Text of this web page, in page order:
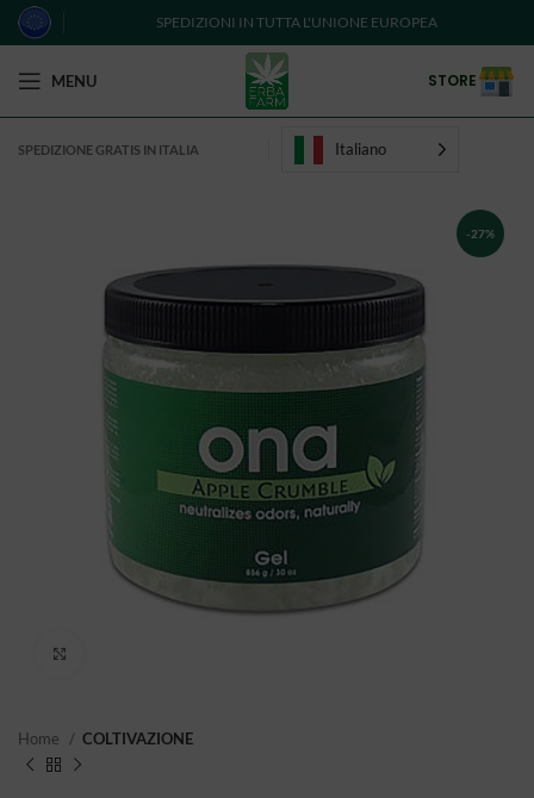
SPEDIZIONI IN TUTTA L'UNIONE EUROPEA
MENU STORE
SPEDIZIONE GRATIS IN ITALIA Italiano
-27%
Home COLTIVAZIONE